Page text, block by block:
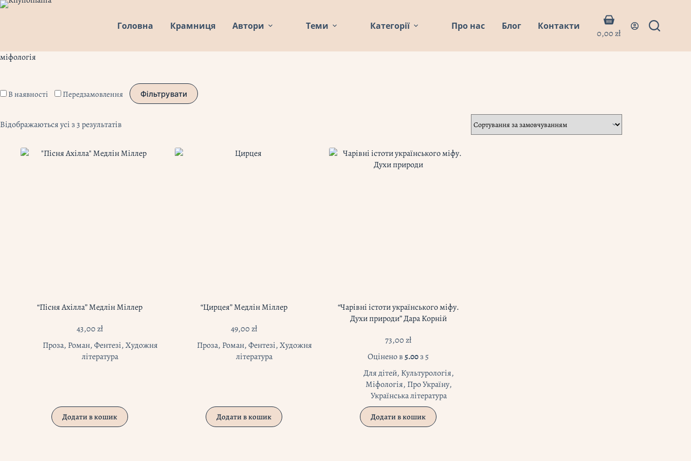
Перейти
Головна Крамниця Автори Теми Категорії Про нас Блог Контакти
Кошик
0,00zł
міфологія
В наявності Передзамовлення Фільтрувати
Відображаються усі з 3 результатів
“Пісня Ахілла” Медлін Міллер
43,00zł
Проза, Роман,Фентезі,Художня
література
Додати в кошик
“Цирцея” Медлін Міллер
49,00zł
Проза, Роман,Фентезі,Художня
література
Додати в кошик
“Чарівні істоти українського міфу.
Духи природи” Дара Корній
73,00zł
Оцінено в5.00з 5
Для дітей, Культурологія,
Міфологія, Про Україну,
Українська література
Додати в кошик